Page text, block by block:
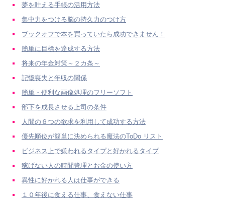
夢を叶える手帳の活用方法
集中力をつける脳の持久力のつけ方
ブックオフで本を買っていたら成功できません！
簡単に目標を達成する方法
将来の年金対策～２カ条～
記憶喪失と年収の関係
簡単・便利な画像処理のフリーソフト
部下を成長させる上司の条件
人間の６つの欲求を利用して成功する方法
優先順位が簡単に決められる魔法のToDo リスト
ビジネス上で嫌われるタイプと好かれるタイプ
稼げない人の時間管理とお金の使い方
異性に好かれる人は仕事ができる
１０年後に食える仕事、食えない仕事